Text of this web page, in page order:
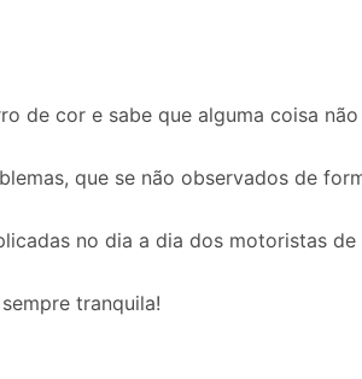
de cor e sabe que alguma coisa
que se não observados de
no dia a dia dos motoristas de
tranquila!